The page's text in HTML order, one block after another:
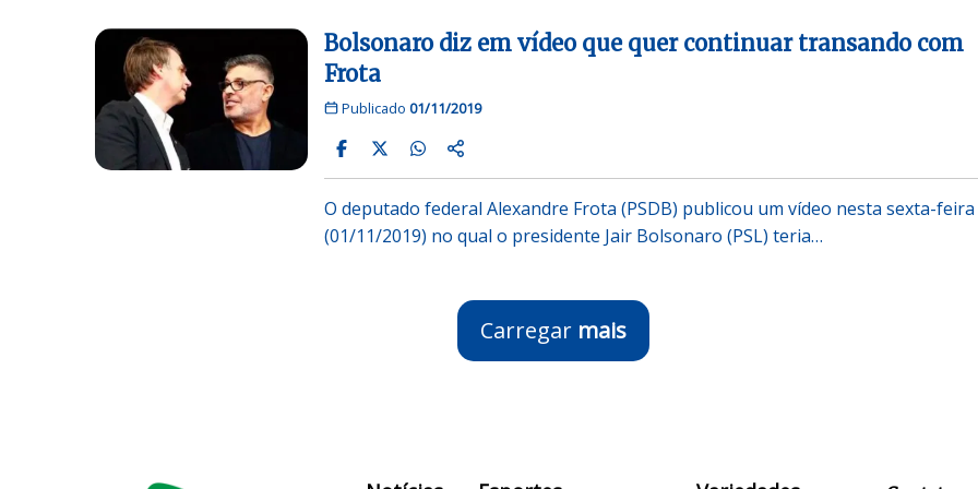
Bolsonaro diz em vídeo que quer continuar transando com
Frota
Publicado 01/11/2019
O deputado federal Alexandre Frota (PSDB) publicou um vídeo nesta sexta-feira
(01/11/2019) no qual o presidente Jair Bolsonaro (PSL) teria…
Carregar mais